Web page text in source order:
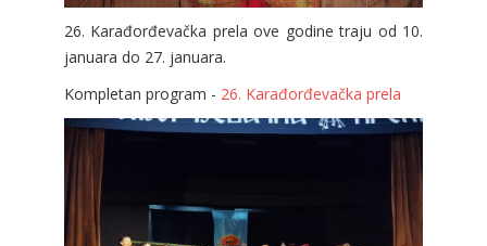
26. Karađorđevačka prela ove godine traju od 10.
januara do 27. januara.
Kompletan program - 26. Karađorđevačka prela